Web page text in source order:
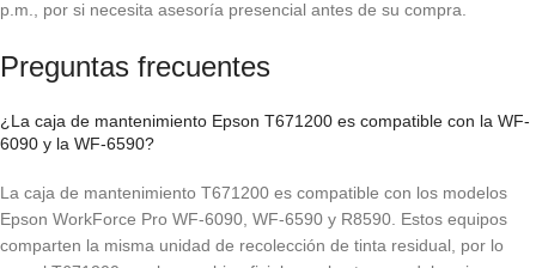
p.m., por si necesita asesoría presencial antes de su compra.
Preguntas frecuentes
¿La caja de mantenimiento Epson T671200 es compatible con la WF-
6090 y la WF-6590?
La caja de mantenimiento T671200 es compatible con los modelos
Epson WorkForce Pro WF-6090, WF-6590 y R8590. Estos equipos
comparten la misma unidad de recolección de tinta residual, por lo